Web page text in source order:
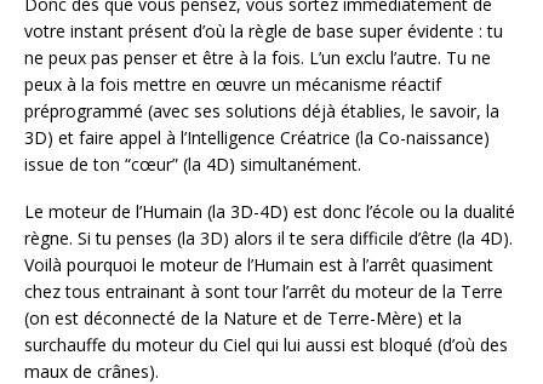
votre instant présent d’où la règle de base super évidente : tu
ne peux pas penser et être à la fois. L’un exclu l’autre. Tu ne
peux à la fois mettre en œuvre un mécanisme réactif
préprogrammé (avec ses solutions déjà établies, le savoir, la
3D) et faire appel à l’Intelligence Créatrice (la Co-naissance)
issue de ton “cœur” (la 4D) simultanément.
Le moteur de l’Humain (la 3D-4D) est donc l’école ou la dualité
règne. Si tu penses (la 3D) alors il te sera difficile d’être (la 4D).
Voilà pourquoi le moteur de l’Humain est à l’arrêt quasiment
chez tous entrainant à sont tour l’arrêt du moteur de la Terre
(on est déconnecté de la Nature et de Terre-Mère) et la
surchauffe du moteur du Ciel qui lui aussi est bloqué (d’où des
maux de crânes).